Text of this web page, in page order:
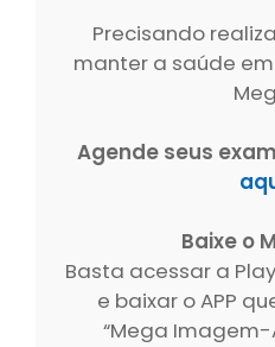
Precisando
manter a saúde
Agende seus
Baixe o
Basta acessar a
e baixar o APP
“Mega